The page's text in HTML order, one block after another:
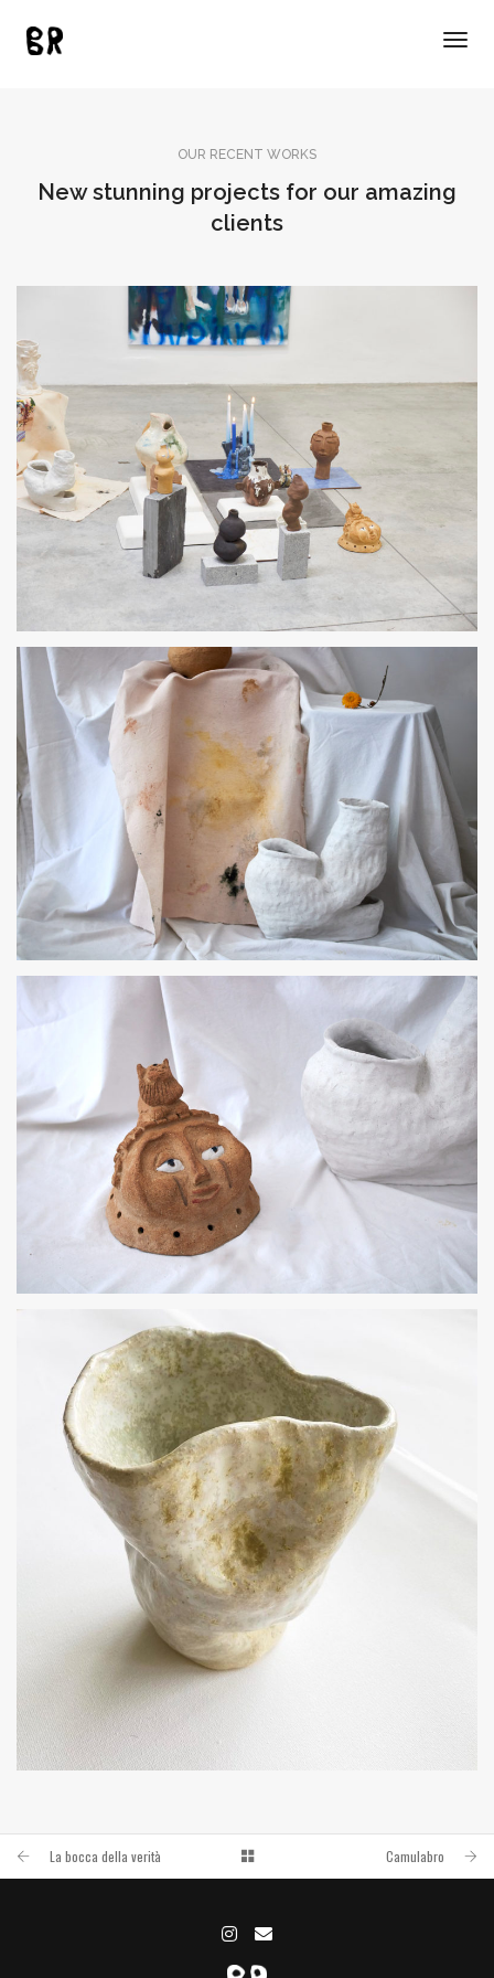
2023
OUR RECENT WORKS
New stunning projects for our amazing
clients
TODO LO PROFUNDO AMA EL DISFRAZ
TODO LO PROFUNDO AMA EL DISFRAZ
DIOSA
PASTA REFRACTARIA
KÜME FELEN
PASTA REFRACTARIA
La bocca della verità Camulabro